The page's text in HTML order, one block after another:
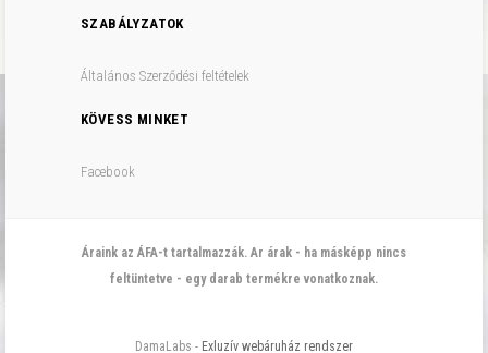
SZABÁLYZATOK
Általános Szerződési feltételek
KÖVESS MINKET
Facebook
Áraink az ÁFA-t tartalmazzák. Ar árak - ha másképp nincs
feltüntetve - egy darab termékre vonatkoznak.
DamaLabs - Exluzív webáruház rendszer